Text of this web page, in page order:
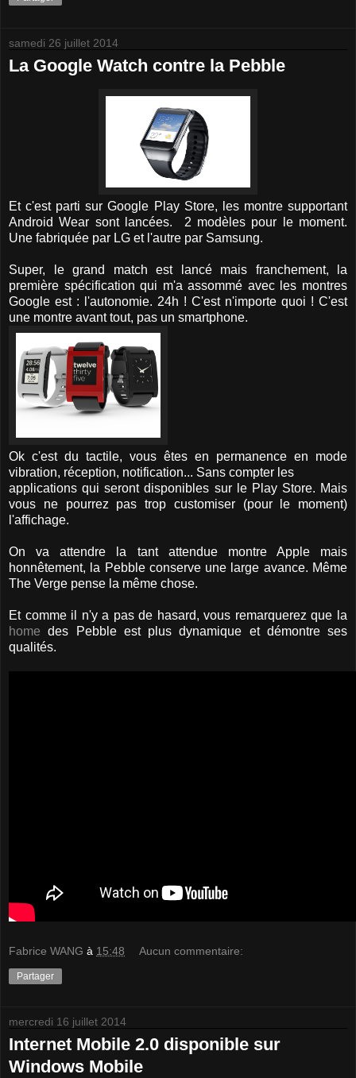
samedi 26 juillet 2014
La Google Watch contre la Pebble
Et c'est parti sur Google Play Store, les montre supportant
Android Wear sont lancées. 2 modèles pour le moment.
Une fabriquée par LG et l'autre par Samsung.
Super, le grand match est lancé mais franchement, la
première spécification qui m'a assommé avec les montres
Google est : l'autonomie. 24h ! C'est n'importe quoi ! C'est
une montre avant tout, pas un smartphone.
Ok c'est du tactile, vous êtes en permanence en mode
vibration, réception, notification... Sans compter les
applications qui seront disponibles sur le Play Store. Mais
vous ne pourrez pas trop customiser (pour le moment)
l'affichage.
On va attendre la tant attendue montre Apple mais
honnêtement, la Pebble conserve une large avance. Même
The Verge pense la même chose.
Et comme il n'y a pas de hasard, vous remarquerez que la
home des Pebble est plus dynamique et démontre ses
qualités.
Fabrice WANG à 15:48 Aucun commentaire:
Partager
mercredi 16 juillet 2014
Internet Mobile 2.0 disponible sur
Windows Mobile